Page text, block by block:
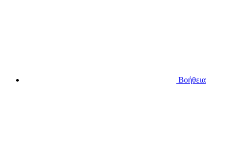
Βοήθεια